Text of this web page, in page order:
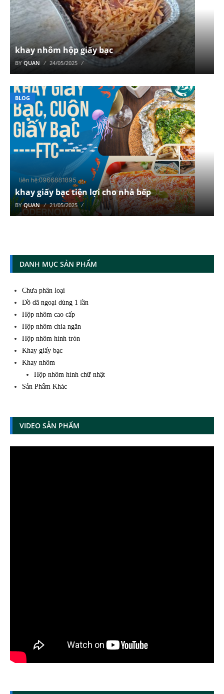
khay nhôm hộp giấy bạc
BYQUAN 24/05/2025
BLOG
khay giấy bạc tiện lợi cho nhà bếp
BYQUAN 21/05/2025
DANH MỤC SẢN PHẨM
Chưa phân loại
Đồ dã ngoại dùng 1 lần
Hộp nhôm cao cấp
Hộp nhôm chia ngăn
Hộp nhôm hình tròn
Khay giấy bạc
Khay nhôm
Hộp nhôm hình chữ nhật
Sản Phẩm Khác
VIDEO SẢN PHẨM